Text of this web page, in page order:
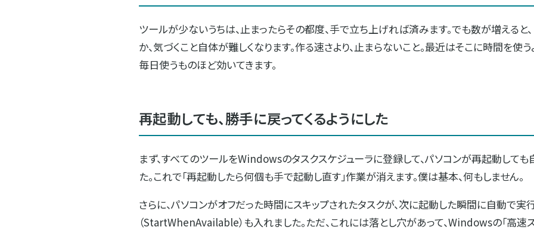
ツールが少ないうちは、止まったらその都度、手で立ち上げれば済みます。でも数が増えると
か、気づくこと自体が難しくなります。作る速さより、止まらないこと。最近はそこに時間を使
毎日使うものほど効いてきます。
再起動しても、勝手に戻ってくるようにした
まず、すべてのツールをWindowsのタスクスケジューラに登録して、パソコンが再起動して
た。これで「再起動したら何個も手で起動し直す」作業が消えます。僕は基本、何もしません。
さらに、パソコンがオフだった時間にスキップされたタスクが、次に起動した瞬間に自動で実
（StartWhenAvailable）も入れました。ただ、これには落とし穴があって、Windowsの「高速